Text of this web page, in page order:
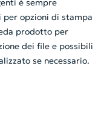
è sempre
opzioni di stampa
prodotto per
dei file e possibili
se necessario.